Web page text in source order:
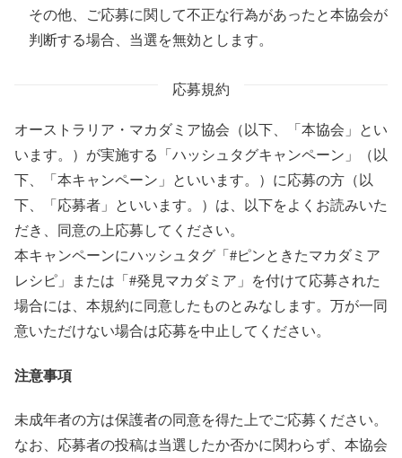
その他、ご応募に関して不正な行為があったと本協会が
判断する場合、当選を無効とします。
応募規約
オーストラリア・マカダミア協会（以下、「本協会」とい
います。）が実施する「ハッシュタグキャンペーン」（以
下、「本キャンペーン」といいます。）に応募の方（以
下、「応募者」といいます。）は、以下をよくお読みいた
だき、同意の上応募してください。
本キャンペーンにハッシュタグ「#ピンときたマカダミア
レシピ」または「#発見マカダミア」を付けて応募された
場合には、本規約に同意したものとみなします。万が一同
意いただけない場合は応募を中止してください。
注意事項
未成年者の方は保護者の同意を得た上でご応募ください。
なお、応募者の投稿は当選したか否かに関わらず、本協会